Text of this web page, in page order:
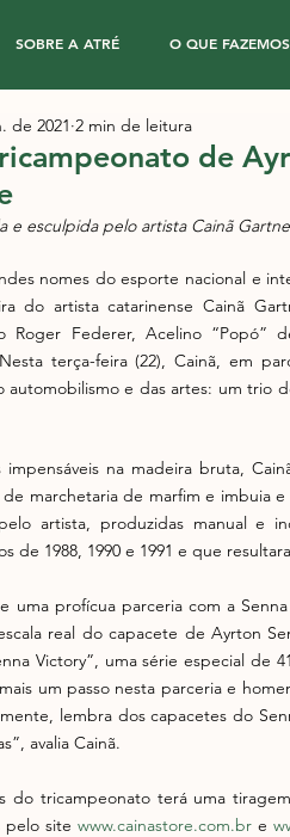
SOBRE A ATRÉ O QUE FAZEMOS
de
de 2021 2 min de leitura
e esculpida pelo artista Cainã
nomes do esporte nacional e
do artista catarinense Cainã
Roger Federer, Acelino
terça-feira (22), Cainã, em
automobilismo e das artes: um
na madeira bruta,
marchetaria de marfim e imbuia
artista, produzidas manual e
de 1988, 1990 e 1991 e que
uma profícua parceria com a
real do capacete de Ayrton
Victory”, uma série especial de
um passo nesta parceria e
lembra dos capacetes do
avalia Cainã.
do tricampeonato terá uma
pelo site www.cainastore.com.br e